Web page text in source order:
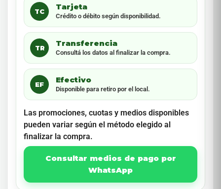
TC
Tarjeta
Crédito o débito según disponibilidad.
TR
Transferencia
Consultá los datos al finalizar la compra.
EF
Efectivo
Disponible para retiro por el local.
Las promociones, cuotas y medios disponibles
pueden variar según el método elegido al
finalizar la compra.
Consultar medios de pago por
WhatsApp